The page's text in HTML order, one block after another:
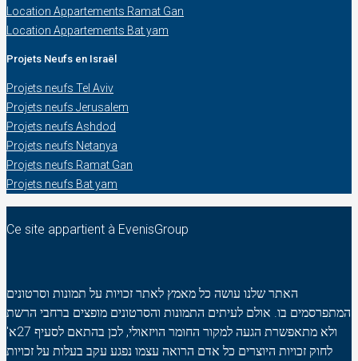
Location Appartements Ramat Gan
Location Appartements Bat yam
Projets Neufs en Israël
Projets neufs Tel Aviv
Projets neufs Jerusalem
Projets neufs Ashdod
Projets neufs Netanya
Projets neufs Ramat Gan
Projets neufs Bat yam
Ce site appartient à EvenisGroup
האתר שלנו עושה כל מאמץ לאתר זכויות על תמונות וסרטונים
המתפרסמים בו. אולם לעיתים התמונות והסרטונים מופצים ברחבי הרשת
ולא מתאפשרת הגעה למקור החומר הויזאולי, לכן בהתאם לסעיף 27א'
לחוק זכויות היוצרים כל אדם הרואה עצמו נפגע עקב בעלות על זכויות